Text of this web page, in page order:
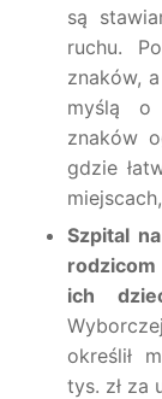
są
ruchu.
znaków,
myślą o
znaków
gdzie
Szpital
ich
określił
tys. zł za